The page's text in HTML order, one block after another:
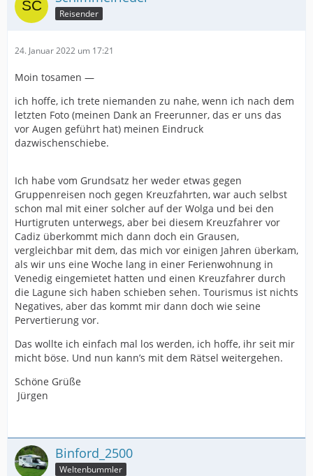
Reisender
24. Januar 2022 um 17:21
Moin tosamen —
ich hoffe, ich trete niemanden zu nahe, wenn ich nach dem
letzten Foto (meinen Dank an Freerunner, das er uns das
vor Augen geführt hat) meinen Eindruck
dazwischenschiebe.
Ich habe vom Grundsatz her weder etwas gegen
Gruppenreisen noch gegen Kreuzfahrten, war auch selbst
schon mal mit einer solcher auf der Wolga und bei den
Hurtigruten unterwegs, aber bei diesem Kreuzfahrer vor
Cadiz überkommt mich dann doch ein Grausen,
vergleichbar mit dem, das mich vor einigen Jahren überkam,
als wir uns eine Woche lang in einer Ferienwohnung in
Venedig eingemietet hatten und einen Kreuzfahrer durch
die Lagune sich haben schieben sehen. Tourismus ist nichts
Negatives, aber das kommt mir dann doch wie seine
Pervertierung vor.
Das wollte ich einfach mal los werden, ich hoffe, ihr seit mir
micht böse. Und nun kann’s mit dem Rätsel weitergehen.
Schöne Grüße
Jürgen
Binford_2500
Weltenbummler